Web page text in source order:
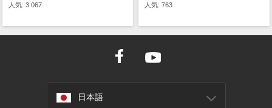
人気: 3 067 人気: 763
日本語